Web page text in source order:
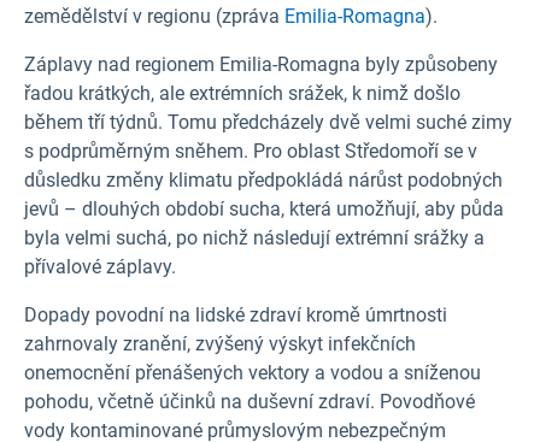
zemědělství v regionu (zpráva Emilia-Romagna).
Záplavy nad regionem Emilia-Romagna byly způsobeny
řadou krátkých, ale extrémních srážek, k nimž došlo
během tří týdnů. Tomu předcházely dvě velmi suché zimy
s podprůměrným sněhem. Pro oblast Středomoří se v
důsledku změny klimatu předpokládá nárůst podobných
jevů – dlouhých období sucha, která umožňují, aby půda
byla velmi suchá, po nichž následují extrémní srážky a
přívalové záplavy.
Dopady povodní na lidské zdraví kromě úmrtnosti
zahrnovaly zranění, zvýšený výskyt infekčních
onemocnění přenášených vektory a vodou a sníženou
pohodu, včetně účinků na duševní zdraví. Povodňové
vody kontaminované průmyslovým nebezpečným